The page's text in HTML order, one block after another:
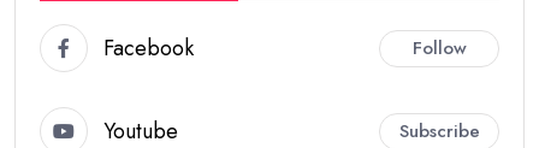
Facebook Follow
Youtube Subscribe